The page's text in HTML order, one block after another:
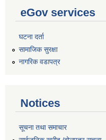
eGov services
घटना दर्ता
सामाजिक सुरक्षा
नागरिक वडापत्र
Notices
सूचना तथा समाचार